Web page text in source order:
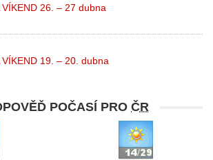
VÍKEND 26. – 27 dubna
VÍKEND 19. – 20. dubna
POČASÍ PRO ČR